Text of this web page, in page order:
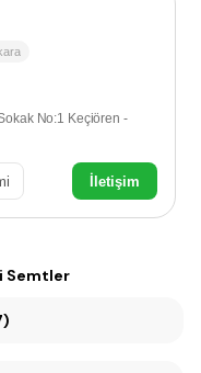
No:1 Keçiören -
İletişim
Semtler